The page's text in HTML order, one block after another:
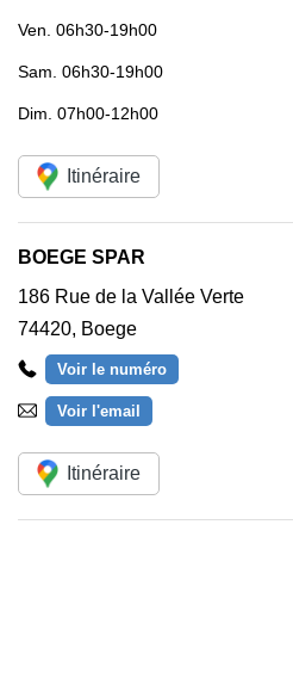
Ven. 06h30-19h00
Sam. 06h30-19h00
Dim. 07h00-12h00
Itinéraire
BOEGE SPAR
186 Rue de la Vallée Verte
74420, Boege
Voir le numéro
Voir l'email
Itinéraire